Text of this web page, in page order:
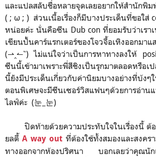
และแปลสลับชื่อหลายจุดเลยอยากให้สำนักพิม
( ; ω ; ) ส่วนเนื้อเรื่องก็มีบางประเด็นที่ขอใส่
หน่อยค่ะ นั่นคือซีน Dub con ที่ยอมรับว่าเรา
เขียนปั้นคาร์แรกเตอร์ของโจวจื้อเหิงออกมา
(⇀‸↼‶) ไม่แน่ใจว่าเป็นการหาทางลงให้
ซีนนี้เข้ามาเพราะพี่สีชิงเป็นรุกมาตลอดหรือเ
นี้ยังมีประเด็นเกี่ยวกับค่านิยมบางอย่างที่บ้
ตอนพิเศษจะมีซีนเซอร์วิสแฟนๆด้วยการอ่า
ไลฟ์ค่ะ (눈_눈)
ปิดท้ายด้วยความประทับใจในเรื่องนี้ ต้อง
ยลตี้A way out ที่ต้องใช้ทั้งสมองและสงคร
ทางออกจากห้องปริศนา บอกเลยว่าคุณนัก